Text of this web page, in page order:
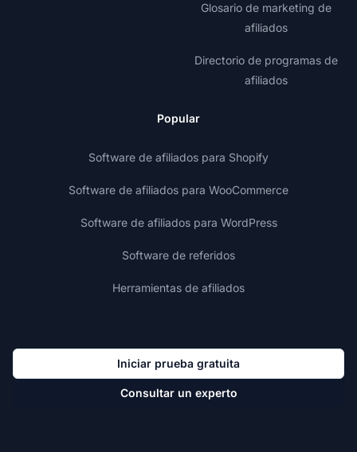
Glosario de marketing de
afiliados
Directorio de programas de
afiliados
Popular
Software de afiliados para Shopify
Software de afiliados para WooCommerce
Software de afiliados para WordPress
Software de referidos
Herramientas de afiliados
Iniciar prueba gratuita
Consultar un experto